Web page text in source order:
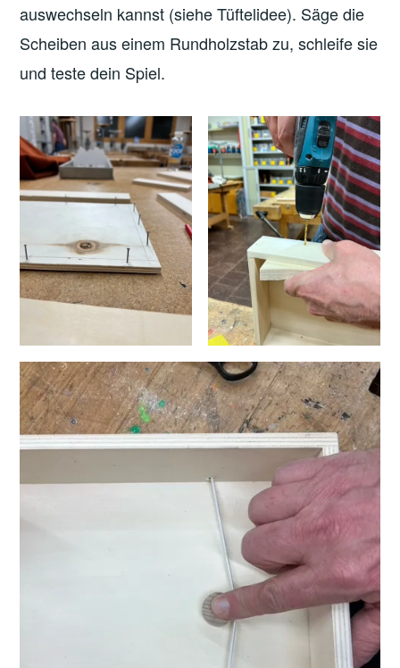
auswechseln kannst (siehe Tüftelidee). Säge die
Scheiben aus einem Rundholzstab zu, schleife sie
und teste dein Spiel.